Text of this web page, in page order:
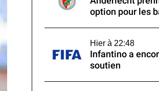
option pour les
Hier à 22:48
Infantino a
soutien